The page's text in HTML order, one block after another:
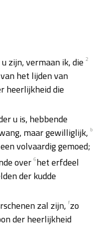
zijn, vermaan ik, die 2
het lijden van
heerlijkheid die
u is, hebbende
maar gewilliglijk, b
volvaardig gemoed;
over 6het erfdeel
der kudde
zal zijn, fzo
der heerlijkheid